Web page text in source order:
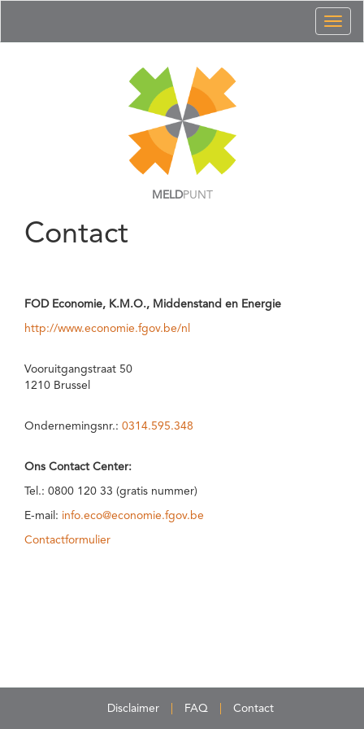
MELDPUNT
Contact
FOD Economie, K.M.O., Middenstand en Energie
http://www.economie.fgov.be/nl
Vooruitgangstraat 50
1210 Brussel
Ondernemingsnr.: 0314.595.348
Ons Contact Center:
Tel.: 0800 120 33 (gratis nummer)
E-mail: info.eco@economie.fgov.be
Contactformulier
Disclaimer FAQ Contact